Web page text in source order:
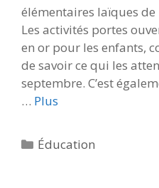
élémentaires laïques
Les activités portes
en or pour les enfants,
de savoir ce qui les
septembre. C’est
… Plus
Catégories
Éducation